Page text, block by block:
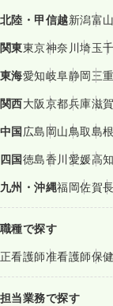
北陸・甲信越新潟富山
関東東京神奈川埼玉
東海愛知岐阜静岡三重
関西大阪京都兵庫滋賀
中国広島岡山鳥取島根
四国徳島香川愛媛高知
九州・沖縄福岡佐賀
職種で探す
正看護師准看護師保
担当業務で探す